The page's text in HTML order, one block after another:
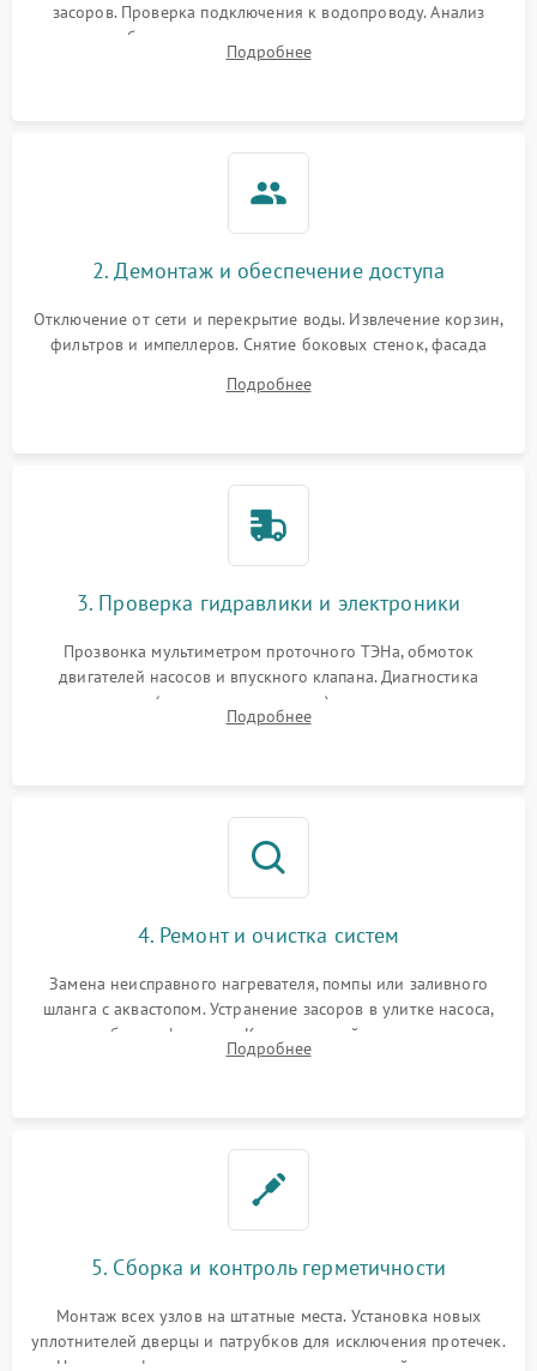
засоров. Проверка подключения к водопроводу. Анализ
жалоб на отсутствие слива, нагрева, вращения
разбрызгивателей или срабатывание системы защиты
Подробнее
2. Демонтаж и обеспечение доступа
Отключение от сети и перекрытие воды. Извлечение корзин,
фильтров и импеллеров. Снятие боковых стенок, фасада
циркуляционному насосу, ТЭНу и сливной помпе.
Подробнее
3. Проверка гидравлики и электроники
Прозвонка мультиметром проточного ТЭНа, обмоток
двигателей насосов и впускного клапана. Диагностика
прессостата (датчика уровня воды), датчика мутности,
концевика дверцы и электронного модуля управления.
Подробнее
4. Ремонт и очистка систем
Замена неисправного нагревателя, помпы или заливного
шланга с аквастопом. Устранение засоров в улитке насоса,
патрубках и фильтрах. Компонентный ремонт платы
управления, восстановление поврежденной проводки.
Подробнее
5. Сборка и контроль герметичности
Монтаж всех узлов на штатные места. Установка новых
уплотнителей дверцы и патрубков для исключения протечек.
Надежная фиксация хомутов гидравлической системы,